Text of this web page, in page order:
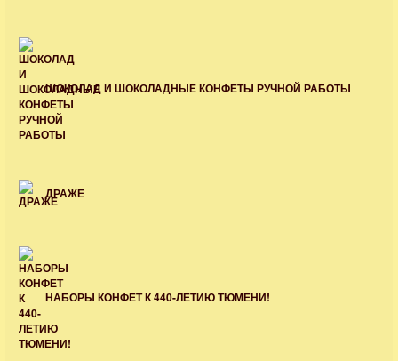
ШОКОЛАД И ШОКОЛАДНЫЕ КОНФЕТЫ РУЧНОЙ РАБОТЫ
ДРАЖЕ
НАБОРЫ КОНФЕТ К 440-ЛЕТИЮ ТЮМЕНИ!